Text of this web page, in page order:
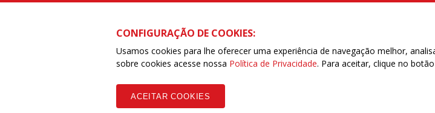
Rua Caetano Pinto nº 575 CEP 03041-000 Brás, São Paulo/SP | Telefone (11) 2108
Copyleft CUT Central Única dos Trabalhadores 3.960 - Entidades Filiadas | 7.933.029 - Trabalhadores(as) Associados |
CONFIGURAÇÃO DE COOKIES:
Usamos cookies para lhe oferecer uma experiência de navegação melhor,
sobre cookies acesse nossa Política de Privacidade. Para aceitar, clique no
ACEITAR COOKIES